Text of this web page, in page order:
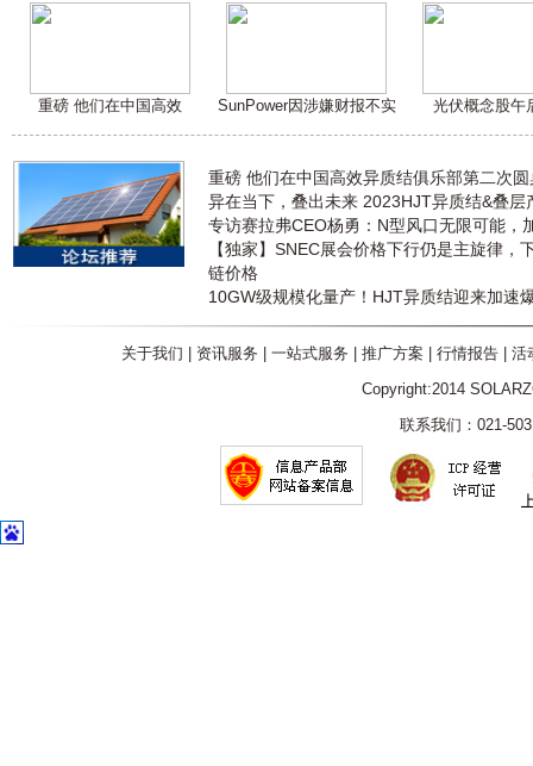
重磅 他们在中国高效 SunPower因涉嫌财报不实 光伏概念股午
重磅 他们在中国高效异质结俱乐部第二次
异在当下，叠出未来 2023HJT异质结&叠层
专访赛拉弗CEO杨勇：N型风口无限可能，
【独家】SNEC展会价格下行仍是主旋律，
链价格
10GW级规模化量产！HJT异质结迎来加速
关于我们 资讯服务 一站式服务 推广方案 行情报告| 活
Copyright:2014
联系我们：021-